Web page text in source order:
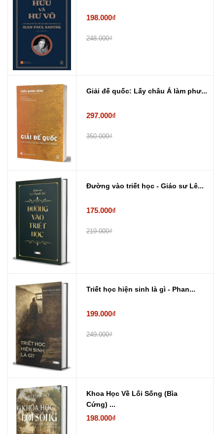
198.000₫
248.000₫
Giải đế quốc: Lấy châu Á làm phư...
297.000₫
350.000₫
Đường vào triết học - Giáo sư Lê...
175.000₫
219.000₫
Triết học hiện sinh là gì - Phan...
199.000₫
249.000₫
Khoa Học Về Lối Sống (Bìa
Cứng) ...
198.000₫